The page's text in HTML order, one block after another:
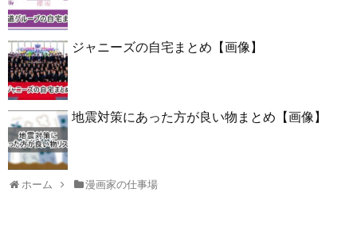
ジャニーズの自宅まとめ【画像】
地震対策にあった方が良い物まとめ【画像】
ホーム 漫画家の仕事場